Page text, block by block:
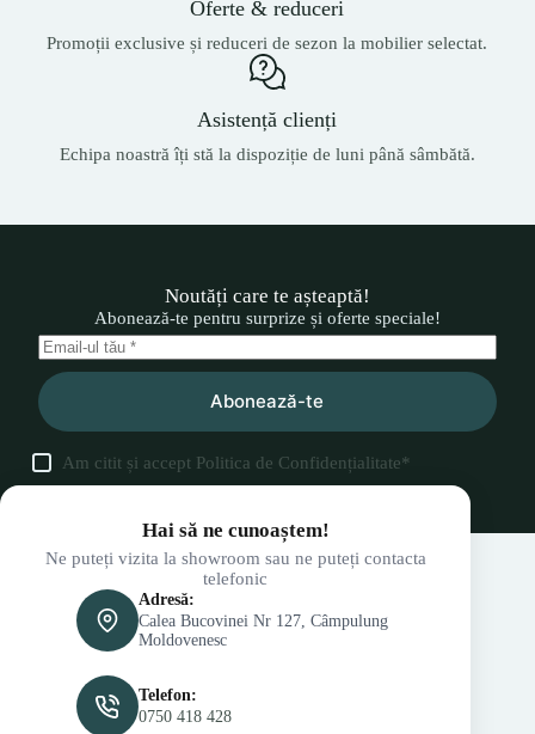
Oferte & reduceri
Promoții exclusive și reduceri de sezon la mobilier selectat.
Asistență clienți
Echipa noastră îți stă la dispoziție de luni până sâmbătă.
Noutăți care te așteaptă!
Abonează-te pentru surprize și oferte speciale!
Abonează-te
Am citit și accept Politica de Confidențialitate*
Hai să ne cunoaștem!
Ne puteți vizita la showroom sau ne puteți contacta
telefonic
Adresă:
Calea Bucovinei Nr 127, Câmpulung
Moldovenesc
Telefon:
0750 418 428